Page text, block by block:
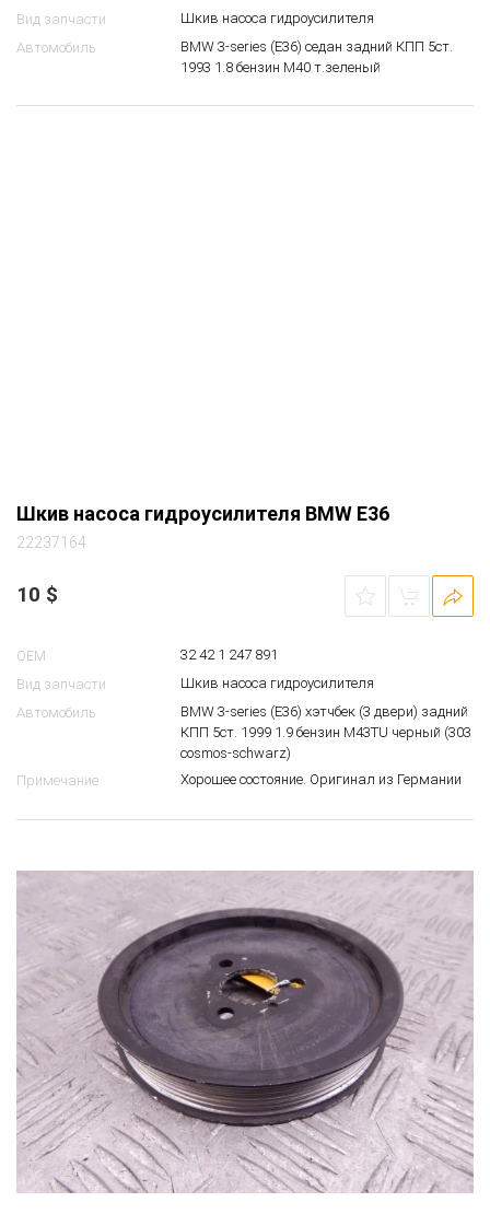
Вид запчасти
Шкив насоса гидроусилителя
Автомобиль
BMW 3-series (E36) седан задний КПП 5ст.
1993 1.8 бензин M40 т.зеленый
Шкив насоса гидроусилителя BMW E36
22237164
10 $
OEM
32 42 1 247 891
Вид запчасти
Шкив насоса гидроусилителя
Автомобиль
BMW 3-series (E36) хэтчбек (3 двери) задний
КПП 5ст. 1999 1.9 бензин M43TU черный (303
cosmos-schwarz)
Примечание
Хорошее состояние. Оригинал из Германии